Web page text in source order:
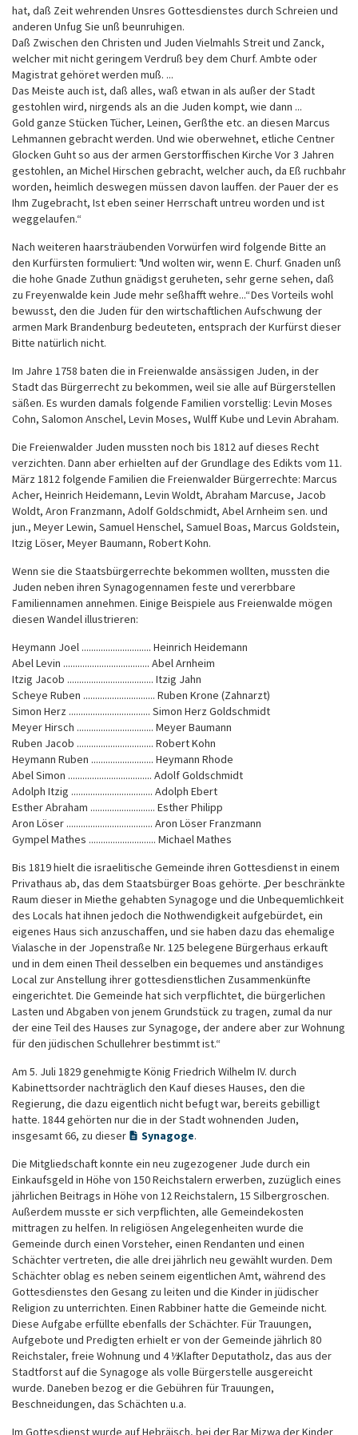
hat, daß Zeit wehrenden Unsres Gottesdienstes durch Schreien und
anderen Unfug Sie unß beunruhigen.
Daß Zwischen den Christen und Juden Vielmahls Streit und Zanck,
welcher mit nicht geringem Verdruß bey dem Churf. Ambte oder
Magistrat gehöret werden muß. ...
Das Meiste auch ist, daß alles, waß etwan in als außer der Stadt
gestohlen wird, nirgends als an die Juden kompt, wie dann ...
Gold ganze Stücken Tücher, Leinen, Gerßthe etc. an diesen Marcus
Lehmannen gebracht werden. Und wie oberwehnet, etliche Centner
Glocken Guht so aus der armen Gerstorffischen Kirche Vor 3 Jahren
gestohlen, an Michel Hirschen gebracht, welcher auch, da Eß ruchbahr
worden, heimlich deswegen müssen davon lauffen. der Pauer der es
Ihm Zugebracht, Ist eben seiner Herrschaft untreu worden und ist
weggelaufen.“
Nach weiteren haarsträubenden Vorwürfen wird folgende Bitte an
den Kurfürsten formuliert: "Und wolten wir, wenn E. Churf. Gnaden unß
die hohe Gnade Zuthun gnädigst geruheten, sehr gerne sehen, daß
zu Freyenwalde kein Jude mehr seßhafft wehre...“ Des Vorteils wohl
bewusst, den die Juden für den wirtschaftlichen Aufschwung der
armen Mark Brandenburg bedeuteten, entsprach der Kurfürst dieser
Bitte natürlich nicht.
Im Jahre 1758 baten die in Freienwalde ansässigen Juden, in der
Stadt das Bürgerrecht zu bekommen, weil sie alle auf Bürgerstellen
säßen. Es wurden damals folgende Familien vorstellig: Levin Moses
Cohn, Salomon Anschel, Levin Moses, Wulff Kube und Levin Abraham.
Die Freienwalder Juden mussten noch bis 1812 auf dieses Recht
verzichten. Dann aber erhielten auf der Grundlage des Edikts vom 11.
März 1812 folgende Familien die Freienwalder Bürgerrechte: Marcus
Acher, Heinrich Heidemann, Levin Woldt, Abraham Marcuse, Jacob
Woldt, Aron Franzmann, Adolf Goldschmidt, Abel Arnheim sen. und
jun., Meyer Lewin, Samuel Henschel, Samuel Boas, Marcus Goldstein,
Itzig Löser, Meyer Baumann, Robert Kohn.
Wenn sie die Staatsbürgerrechte bekommen wollten, mussten die
Juden neben ihren Synagogennamen feste und vererbbare
Familiennamen annehmen. Einige Beispiele aus Freienwalde mögen
diesen Wandel illustrieren:
Heymann Joel ............................. Heinrich Heidemann
Abel Levin .................................... Abel Arnheim
Itzig Jacob .................................... Itzig Jahn
Scheye Ruben .............................. Ruben Krone (Zahnarzt)
Simon Herz .................................. Simon Herz Goldschmidt
Meyer Hirsch ................................ Meyer Baumann
Ruben Jacob ................................ Robert Kohn
Heymann Ruben .......................... Heymann Rhode
Abel Simon ................................... Adolf Goldschmidt
Adolph Itzig .................................. Adolph Ebert
Esther Abraham ........................... Esther Philipp
Aron Löser .................................... Aron Löser Franzmann
Gympel Mathes ............................ Michael Mathes
Bis 1819 hielt die israelitische Gemeinde ihren Gottesdienst in einem
Privathaus ab, das dem Staatsbürger Boas gehörte. „Der beschränkte
Raum dieser in Miethe gehabten Synagoge und die Unbequemlichkeit
des Locals hat ihnen jedoch die Nothwendigkeit aufgebürdet, ein
eigenes Haus sich anzuschaffen, und sie haben dazu das ehemalige
Vialasche in der Jopenstraße Nr. 125 belegene Bürgerhaus erkauft
und in dem einen Theil desselben ein bequemes und anständiges
Local zur Anstellung ihrer gottesdienstlichen Zusammenkünfte
eingerichtet. Die Gemeinde hat sich verpflichtet, die bürgerlichen
Lasten und Abgaben von jenem Grundstück zu tragen, zumal da nur
der eine Teil des Hauses zur Synagoge, der andere aber zur Wohnung
für den jüdischen Schullehrer bestimmt ist.“
Am 5. Juli 1829 genehmigte König Friedrich Wilhelm IV. durch
Kabinettsorder nachträglich den Kauf dieses Hauses, den die
Regierung, die dazu eigentlich nicht befugt war, bereits gebilligt
hatte. 1844 gehörten nur die in der Stadt wohnenden Juden,
insgesamt 66, zu dieser
Synagoge.
Die Mitgliedschaft konnte ein neu zugezogener Jude durch ein
Einkaufsgeld in Höhe von 150 Reichstalern erwerben, zuzüglich eines
jährlichen Beitrags in Höhe von 12 Reichstalern, 15 Silbergroschen.
Außerdem musste er sich verpflichten, alle Gemeindekosten
mittragen zu helfen. In religiösen Angelegenheiten wurde die
Gemeinde durch einen Vorsteher, einen Rendanten und einen
Schächter vertreten, die alle drei jährlich neu gewählt wurden. Dem
Schächter oblag es neben seinem eigentlichen Amt, während des
Gottesdienstes den Gesang zu leiten und die Kinder in jüdischer
Religion zu unterrichten. Einen Rabbiner hatte die Gemeinde nicht.
Diese Aufgabe erfüllte ebenfalls der Schächter. Für Trauungen,
Aufgebote und Predigten erhielt er von der Gemeinde jährlich 80
Reichstaler, freie Wohnung und 4 ½ Klafter Deputatholz, das aus der
Stadtforst auf die Synagoge als volle Bürgerstelle ausgereicht
wurde. Daneben bezog er die Gebühren für Trauungen,
Beschneidungen, das Schächten u.a.
Im Gottesdienst wurde auf Hebräisch, bei der Bar Mizwa der Kinder